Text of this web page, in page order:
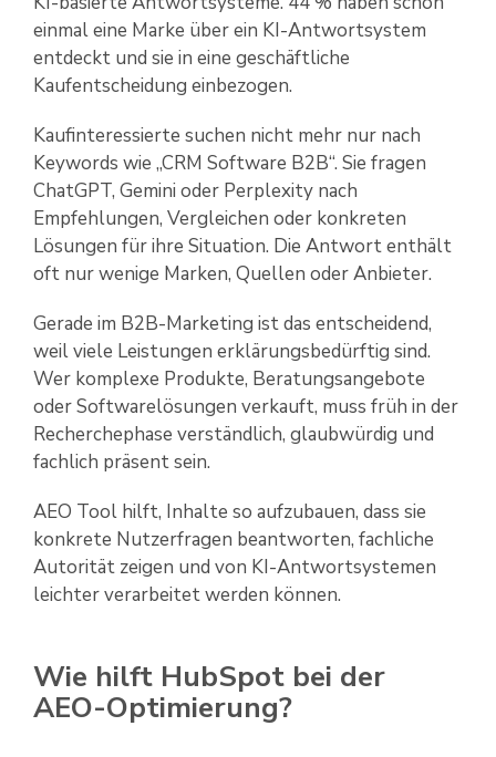
einmal eine Marke über ein KI-Antwortsystem
entdeckt und sie in eine geschäftliche
Kaufentscheidung einbezogen.
Kaufinteressierte suchen nicht mehr nur nach
Keywords wie „CRM Software B2B“. Sie fragen
ChatGPT, Gemini oder Perplexity nach
Empfehlungen, Vergleichen oder konkreten
Lösungen für ihre Situation. Die Antwort enthält
oft nur wenige Marken, Quellen oder Anbieter.
Gerade im B2B-Marketing ist das entscheidend,
weil viele Leistungen erklärungsbedürftig sind.
Wer komplexe Produkte, Beratungsangebote
oder Softwarelösungen verkauft, muss früh in der
Recherchephase verständlich, glaubwürdig und
fachlich präsent sein.
AEO Tool hilft, Inhalte so aufzubauen, dass sie
konkrete Nutzerfragen beantworten, fachliche
Autorität zeigen und von KI-Antwortsystemen
leichter verarbeitet werden können.
Wie hilft HubSpot bei der
AEO-Optimierung?